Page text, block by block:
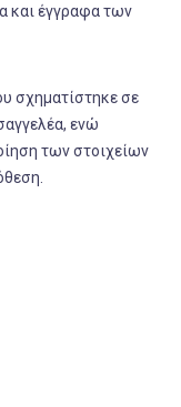
και έγγραφα των
σχηματίστηκε σε
ενώ
των στοιχείων